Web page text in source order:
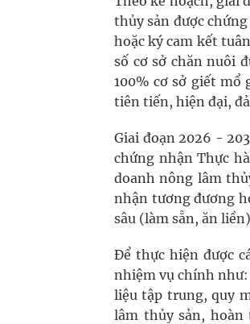
thủy sản được
hoặc ký cam kết
số cơ sở chăn nuôi
100% cơ sở giết mổ
tiên tiến, hiện đại,
Giai đoạn 2026 -
chứng nhận Thực
doanh nông lâm
nhận tương đương
sâu (làm sẵn, ăn
Để thực hiện được
nhiệm vụ chính như:
liệu tập trung, quy
lâm thủy sản,